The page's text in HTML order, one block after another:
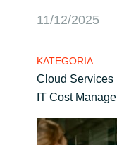
Kariera
Channel
Kampanie
11/12/2025
KATEGORIA
Cloud Services
IT Cost